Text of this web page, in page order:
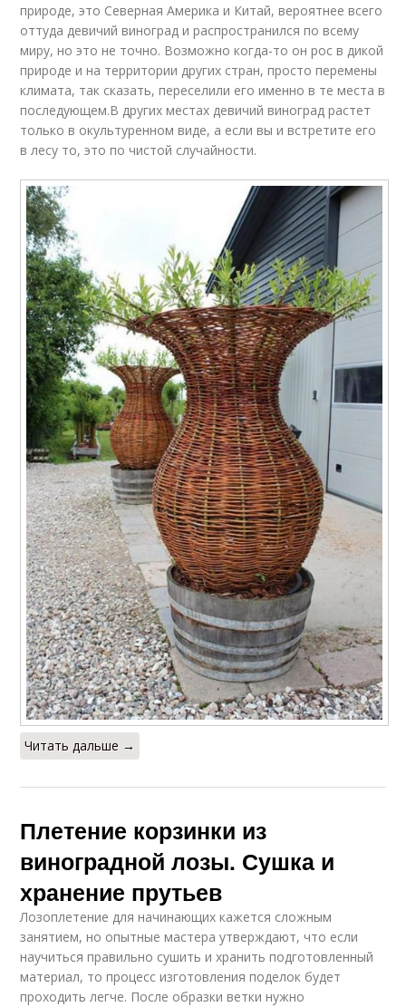
природе, это Северная Америка и Китай, вероятнее всего
оттуда девичий виноград и распространился по всему
миру, но это не точно. Возможно когда-то он рос в дикой
природе и на территории других стран, просто перемены
климата, так сказать, переселили его именно в те места в
последующем.В других местах девичий виноград растет
только в окультуренном виде, а если вы и встретите его
в лесу то, это по чистой случайности.
Читать дальше →
Плетение корзинки из
виноградной лозы. Сушка и
хранение прутьев
Лозоплетение для начинающих кажется сложным
занятием, но опытные мастера утверждают, что если
научиться правильно сушить и хранить подготовленный
материал, то процесс изготовления поделок будет
проходить легче. После образки ветки нужно